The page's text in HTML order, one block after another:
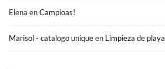
Elena enCampioas!
Marisol - catalogo uniqueen Limpieza de playa